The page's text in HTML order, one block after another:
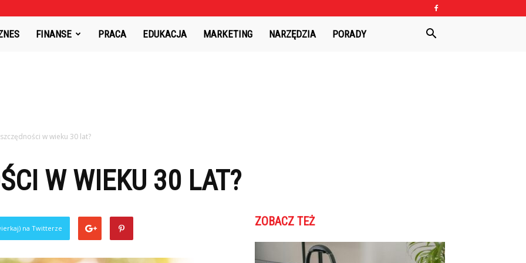
FINANSE PRACA EDUKACJA MARKETING NARZĘDZIA PORADY
w wieku 30 lat?
W WIEKU 30 LAT?
na Twitterze ZOBACZ TEŻ